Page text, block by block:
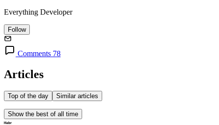
Everything Developer
Follow
Comments 78
Articles
Top of the day Similar articles
Show the best of all time